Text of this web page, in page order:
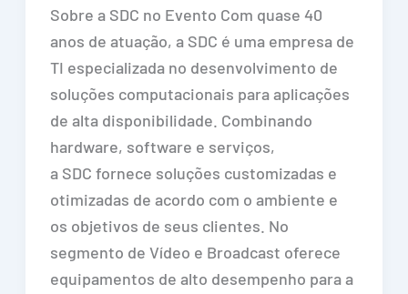
Sobre a SDC no Evento Com quase 40
anos de atuação, a SDC é uma empresa de
TI especializada no desenvolvimento de
soluções computacionais para aplicações
de alta disponibilidade. Combinando
hardware, software e serviços,
a SDC fornece soluções customizadas e
otimizadas de acordo com o ambiente e
os objetivos de seus clientes. No
segmento de Vídeo e Broadcast oferece
equipamentos de alto desempenho para a